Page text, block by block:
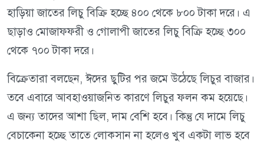
হাড়িয়া জাতের লিচু বিক্রি হচ্ছে ৪০০ থেকে ৮০০ টাকা দরে। এ
ছাড়াও মোজাফফরী ও গোলাপী জাতের লিচু বিক্রি হচ্ছে ৩০০
থেকে ৭০০ টাকা দরে।
বিক্রেতারা বলছেন, ঈদের ছুটির পর জমে উঠেছে লিচুর বাজার।
তবে এবারে আবহাওয়াজনিত কারণে লিচুর ফলন কম হয়েছে।
এ জন্য তাদের আশা ছিল, দাম বেশি হবে। কিন্তু যে দামে লিচু
বেচাকেনা হচ্ছে তাতে লোকসান না হলেও খুব একটা লাভ হবে